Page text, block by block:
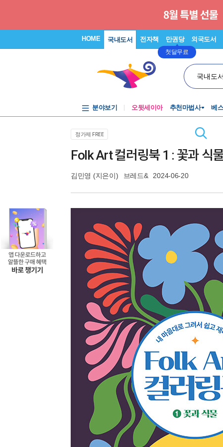
HOME 국내도서 전자책 만권당
첫달무료
외국도서
국내도
분야보기 오뒷세이아 추천마법사 베
정가제 FREE
Folk Art 컬러링북 1 : 꽃과 식
김민영 (지은이) 브레드& 2024-06-20